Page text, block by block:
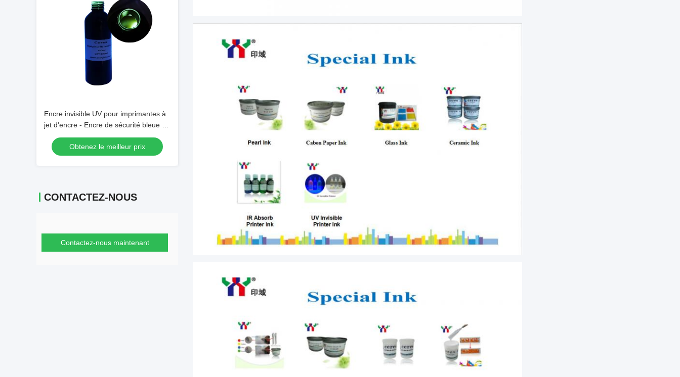
Encre invisible UV pour imprimantes à
jet d'encre - Encre de sécurité bleue et
rouge
Obtenez le meilleur prix
CONTACTEZ-NOUS
Contactez-nous maintenant